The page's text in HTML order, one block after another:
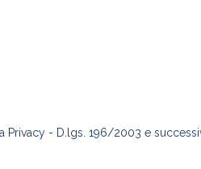
Privacy - D.lgs. 196/2003 e